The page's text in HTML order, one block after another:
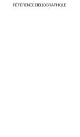
Adresse et
de Coutances
(12 novembre
Adresse de la
de la séance
[Adresse,
Adresse de la
devant Marie-
22 brumaire
lettre envoyée
RÉFÉRENCE BIBLIOGRAPHIQUE